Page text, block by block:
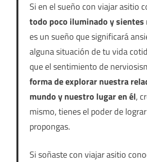
Si en el sueño con viajar asitio
todo poco iluminado y
es un sueño que significará
alguna situación de tu vida
que el sentimiento de
forma de explorar nuestra
mundo y nuestro lugar en él,
mismo, tienes el poder de
propongas.
Si soñaste con viajar asitio